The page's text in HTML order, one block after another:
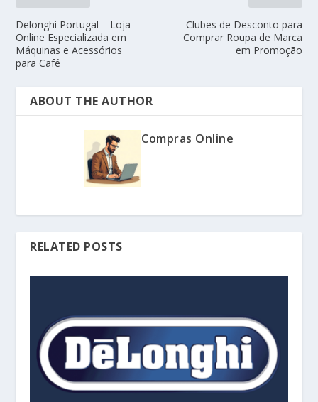
Delonghi Portugal – Loja
Online Especializada em
Máquinas e Acessórios
para Café
Clubes de Desconto para
Comprar Roupa de Marca
em Promoção
ABOUT THE AUTHOR
Compras Online
RELATED POSTS